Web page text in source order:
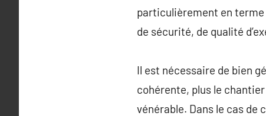
particulièrement en terme
de sécurité, de qualité
Il est nécessaire de bien
cohérente, plus le
vénérable. Dans le cas